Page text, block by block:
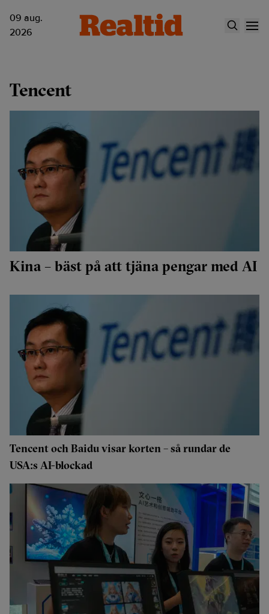
09 aug.
2026
Tencent
Kina – bäst på att tjäna pengar med AI
Tencent och Baidu visar korten – så rundar de
USA:s AI-blockad